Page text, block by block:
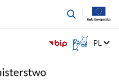
przejdź
Otwórz
okno
Zmień
PL